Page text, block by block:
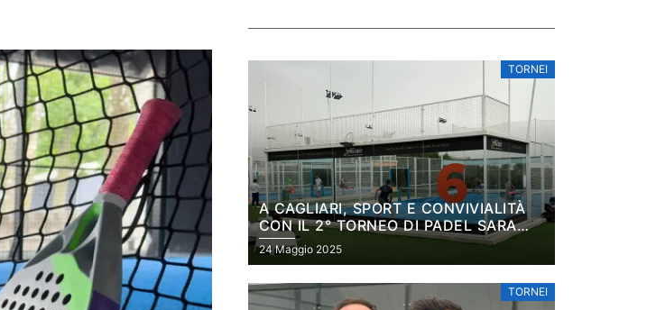
TORNEI
A CAGLIARI, SPORT E CONVIVIALITÀ
CON IL 2° TORNEO DI PADEL SARA
CUP IN PROGRAMMA IL 14 GIUGNO
24 Maggio 2025
TORNEI